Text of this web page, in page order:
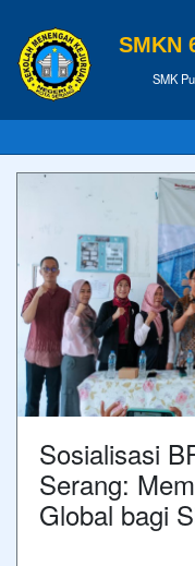
SMKN
SMK
Sosialisasi
Serang:
Global bagi